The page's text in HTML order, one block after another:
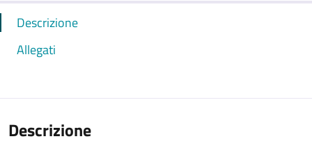
Descrizione
Allegati
Descrizione